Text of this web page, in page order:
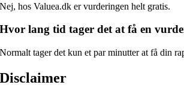
Nej, hos Valuea.dk er vurderingen helt gratis.
Hvor lang tid tager det at få en
Normalt tager det kun et par minutter at få din
Disclaimer